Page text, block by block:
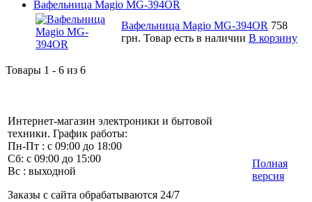
Вафельница Magio MG-394OR
Вафельница Magio MG-394OR 758
грн. Товар есть в наличии В корзину
Товары 1 - 6 из 6
Интернет-магазин электроники и бытовой
техники. График работы:
Пн-Пт : с 09:00 до 18:00
Сб: с 09:00 до 15:00
Вс : выходной
Заказы с сайта обрабатываются 24/7
Полная
версия